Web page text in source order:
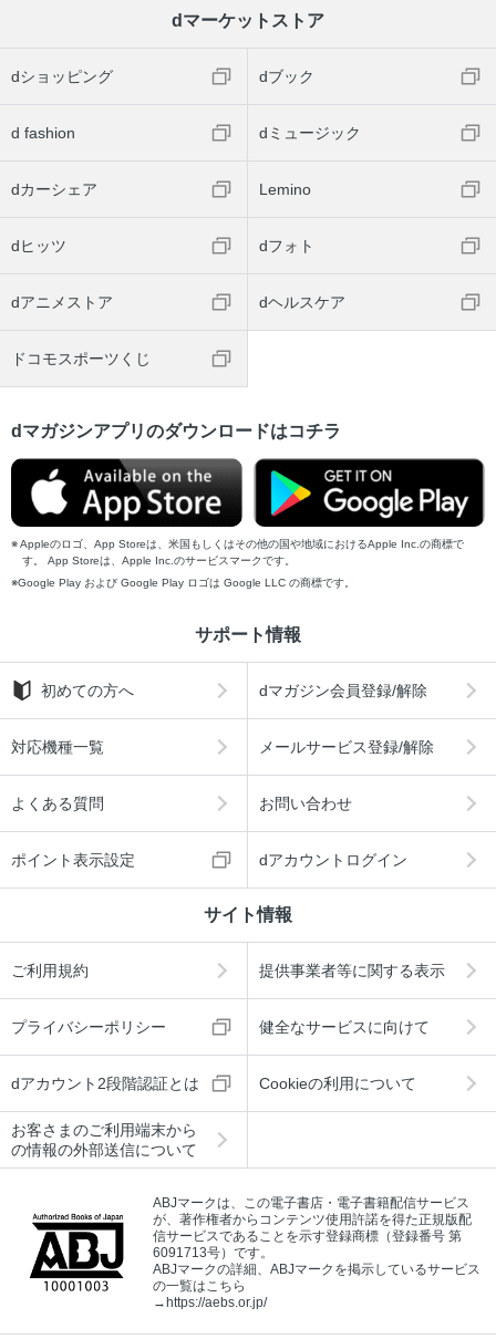
dマーケットストア
dショッピング dブック
d fashion dミュージック
dカーシェア Lemino
dヒッツ dフォト
dアニメストア dヘルスケア
ドコモスポーツくじ
dマガジンアプリのダウンロードはコチラ
Appleのロゴ、App Storeは、米国もしくはその他の国や地域におけるApple Inc.の商標で
す。 App Storeは、Apple Inc.のサービスマークです。
Google Play および Google Play ロゴは Google LLC の商標です。
サポート情報
初めての方へ dマガジン会員登録/解除
対応機種一覧 メールサービス登録/解除
よくある質問 お問い合わせ
ポイント表示設定 dアカウントログイン
サイト情報
ご利用規約 提供事業者等に関する表示
プライバシーポリシー 健全なサービスに向けて
dアカウント2段階認証とは Cookieの利用について
お客さまのご利用端末から
の情報の外部送信について
ABJマークは、この電子書店・電子書籍配信サービス
が、著作権者からコンテンツ使用許諾を得た正規版配
信サービスであることを示す登録商標（登録番号 第
6091713号）です。
ABJマークの詳細、ABJマークを掲示しているサービス
の一覧はこちら
→https://aebs.or.jp/